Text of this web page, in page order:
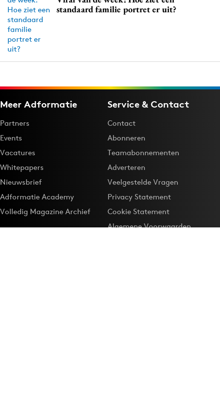
standaard familie portret er uit?
Meer Adformatie
Partners
Events
Vacatures
Whitepapers
Nieuwsbrief
Adformatie Academy
Volledig Magazine Archief
Service & Contact
Contact
Abonneren
Teamabonnementen
Adverteren
Veelgestelde Vragen
Privacy Statement
Cookie Statement
Algemene Voorwaarden